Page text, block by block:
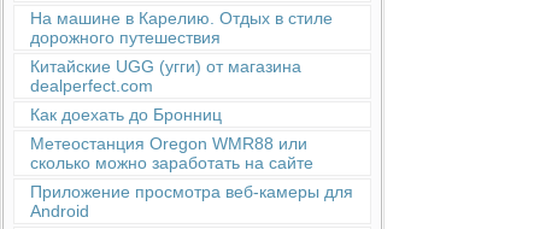
На машине в Карелию. Отдых в стиле
дорожного путешествия
Китайские UGG (угги) от магазина
dealperfect.com
Как доехать до Бронниц
Метеостанция Oregon WMR88 или
сколько можно заработать на сайте
Приложение просмотра веб-камеры для
Android